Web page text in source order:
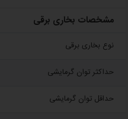
مشخصات بخاری برقی
نوع بخاری برقی
حداکثر توان گرمایشی
حداقل توان گرمایشی